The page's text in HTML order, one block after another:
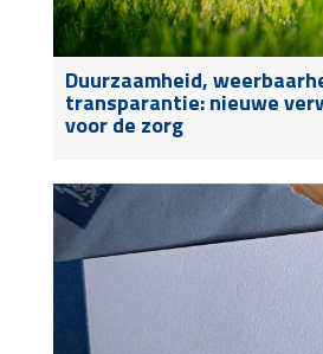
Duurzaamheid,
transparantie: nieuwe
voor de zorg